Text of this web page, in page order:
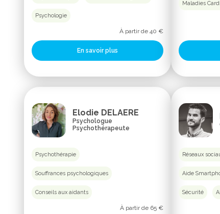
Psychologie
À partir de 40 €
En savoir plus
Maladies
Elodie DELAERE
Psychologue
Psychothérapeute
Psychothérapie
Souffrances psychologiques
Conseils aux aidants
À partir de 65 €
Réseaux
Aide
Sécurité